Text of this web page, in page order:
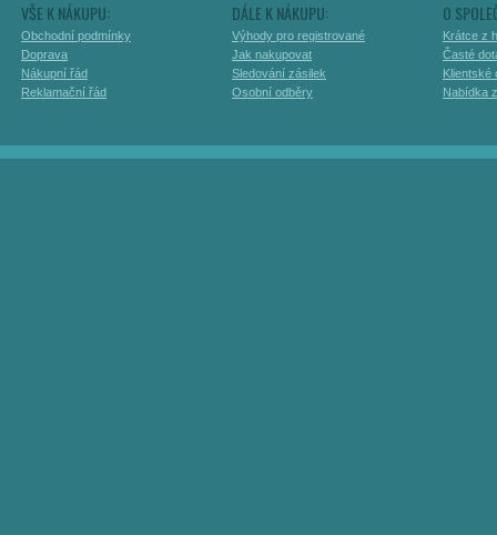
VŠE K NÁKUPU:
Obchodní podmínky
Doprava
Nákupní řád
Reklamační řád
DÁLE K NÁKUPU:
Výhody pro registrované
Jak nakupovat
Sledování zásilek
Osobní odběry
O
Krátce z
Časté
Klientské
Nabídka